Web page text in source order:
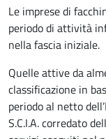
Le imprese di
periodo di attività
nella fascia iniziale.
Quelle attive da
classificazione in
periodo al netto
S.C.I.A. corredato